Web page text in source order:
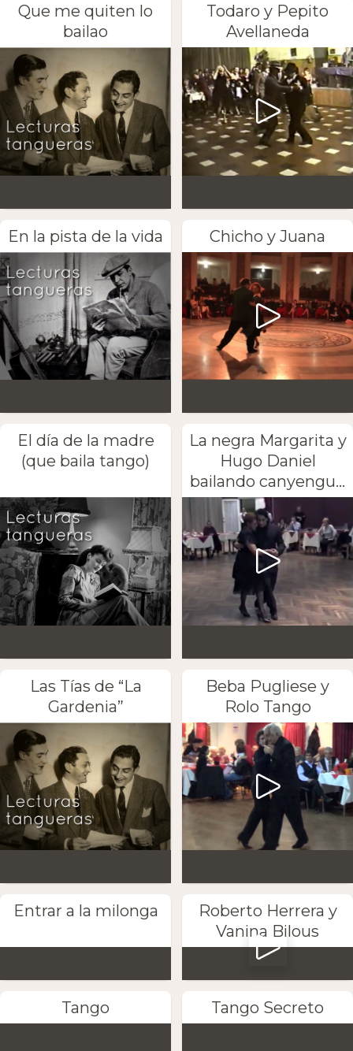
Que me quiten lo
bailao
Todaro y Pepito
Avellaneda
En la pista de la vida Chicho y Juana
El día de la madre
(que baila tango)
La negra Margarita y
Hugo Daniel
bailando canyengu...
Las Tías de “La
Gardenia”
Beba Pugliese y
Rolo Tango
Entrar a la milonga
Roberto Herrera y
Vanina Bilous
Tango Tango Secreto